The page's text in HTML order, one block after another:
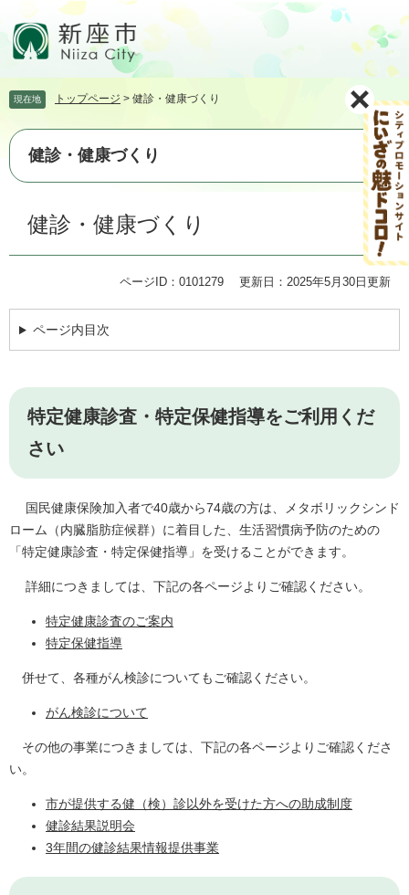
頭
す。
飛
し
て
現在地 トップページ > 健診・健康づくり
健診・健康づくり
健診・健康づくり
ページID：0101279 更新日：2025年5月30日更新
ページ内目次
特定健康診査・特定保健指導をご利用くだ
さい
国民健康保険加入者で40歳から74歳の方は、メタボリックシンド
ローム（内臓脂肪症候群）に着目した、生活習慣病予防のための
「特定健康診査・特定保健指導」を受けることができます。
詳細につきましては、下記の各ページよりご確認ください。
特定健康診査のご案内
特定保健指導
併せて、各種がん検診についてもご確認ください。
がん検診について
その他の事業につきましては、下記の各ページよりご確認くださ
い。
市が提供する健（検）診以外を受けた方への助成制度
健診結果説明会
3年間の健診結果情報提供事業